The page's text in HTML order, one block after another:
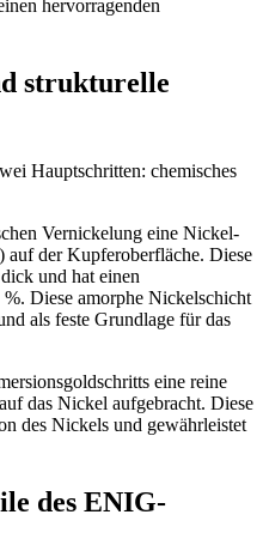
hervorragenden
strukturelle
Hauptschritten: chemisches
Vernickelung eine Nickel-
auf der Kupferoberfläche. Diese
und hat einen
Diese amorphe Nickelschicht
als feste Grundlage für das
eine reine
das Nickel aufgebracht. Diese
des Nickels und gewährleistet
des ENIG-